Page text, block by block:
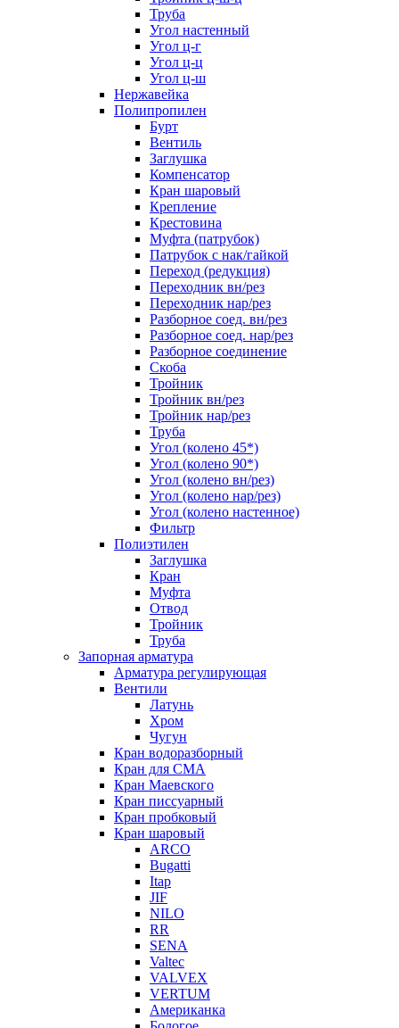
Труба
Угол настенный
Угол ц-г
Угол ц-ц
Угол ц-ш
Нержавейка
Полипропилен
Бурт
Вентиль
Заглушка
Компенсатор
Кран шаровый
Крепление
Крестовина
Муфта (патрубок)
Патрубок с нак/гайкой
Переход (редукция)
Переходник вн/рез
Переходник нар/рез
Разборное соед. вн/рез
Разборное соед. нар/рез
Разборное соединение
Скоба
Тройник
Тройник вн/рез
Тройник нар/рез
Труба
Угол (колено 45*)
Угол (колено 90*)
Угол (колено вн/рез)
Угол (колено нар/рез)
Угол (колено настенное)
Фильтр
Полиэтилен
Заглушка
Кран
Муфта
Отвод
Тройник
Труба
Запорная арматура
Арматура регулирующая
Вентили
Латунь
Хром
Чугун
Кран водоразборный
Кран для СМА
Кран Маевского
Кран писсуарный
Кран пробковый
Кран шаровый
ARCO
Bugatti
Itap
JIF
NILO
RR
SENA
Valtec
VALVEX
VERTUM
Американка